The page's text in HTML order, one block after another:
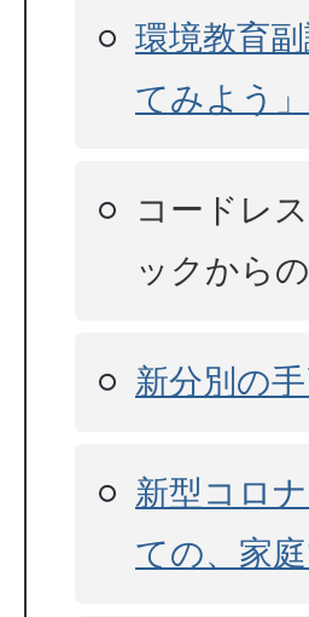
環境教育
てみよう」
コードレ
ックから
新分別の手
新型コロ
ての、家